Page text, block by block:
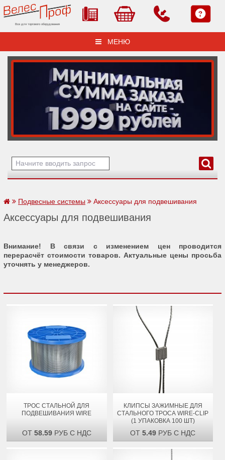
Все для торгового оборудования
МЕНЮ
Подвесные системы Аксессуары для подвешивания
Аксессуары для подвешивания
Внимание! В связи с изменением цен проводится
перерасчёт стоимости товаров. Актуальные цены просьба
уточнять у менеджеров.
ТРОС СТАЛЬНОЙ ДЛЯ
ПОДВЕШИВАНИЯ WIRE
ОТ 58.59РУБ С НДС
КЛИПСЫ ЗАЖИМНЫЕ ДЛЯ
СТАЛЬНОГО ТРОСА WIRE-CLIP
(1 УПАКОВКА 100 ШТ)
ОТ5.49 РУБ С НДС